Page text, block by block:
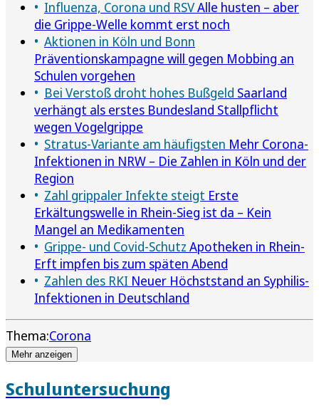
Influenza, Corona und RSVAlle husten – aber
die Grippe-Welle kommt erst noch
Aktionen in Köln und Bonn
Präventionskampagne will gegen Mobbing an
Schulen vorgehen
Bei Verstoß droht hohes Bußgeld Saarland
verhängt als erstes Bundesland Stallpflicht
wegen Vogelgrippe
Stratus-Variante am häufigsten Mehr Corona-
Infektionen in NRW – Die Zahlen in Köln und der
Region
Zahl grippaler Infekte steigt Erste
Erkältungswelle in Rhein-Sieg ist da – Kein
Mangel an Medikamenten
Grippe- und Covid-Schutz Apotheken in Rhein-
Erft impfen bis zum späten Abend
Zahlen des RKI Neuer Höchststand an Syphilis-
Infektionen in Deutschland
Thema:Corona
Mehr anzeigen
Schuluntersuchung